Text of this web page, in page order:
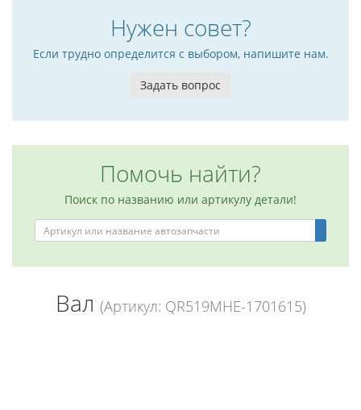
Нужен совет?
Если трудно определится с выбором, напишите нам.
Задать вопрос
Помочь найти?
Поиск по названию или артикулу детали!
Вал (Артикул: QR519MHE-1701615)